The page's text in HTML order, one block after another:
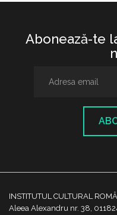
Abonează-te
INSTITUTUL CULTURAL
Aleea Alexandru nr. 38,